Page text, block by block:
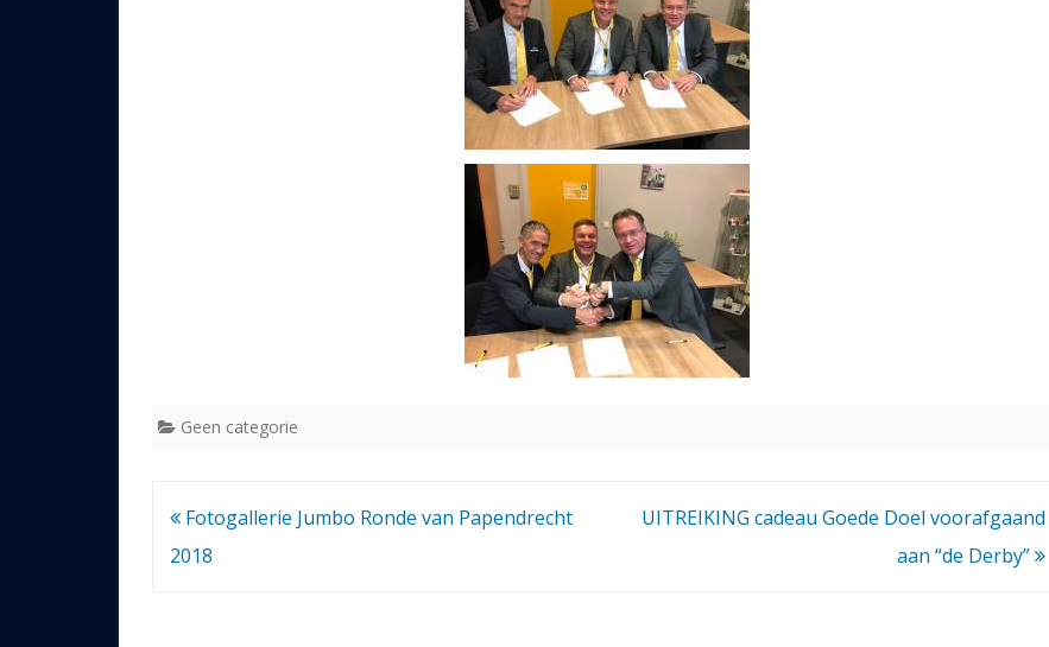
Geen categorie
Bericht
navigatie
Fotogallerie Jumbo Ronde van Papendrecht
2018
UITREIKING cadeau Goede Doel voorafgaand
aan “de Derby”